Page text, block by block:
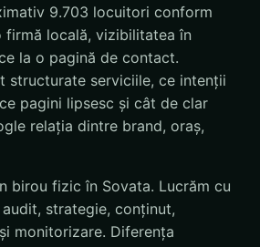
9.703 locuitori conform
firmă locală, vizibilitatea în
la o pagină de contact.
structurate serviciile, ce intenții
pagini lipsesc și cât de clar
relația dintre brand, oraș,
birou fizic în Sovata. Lucrăm cu
strategie, conținut,
monitorizare. Diferența